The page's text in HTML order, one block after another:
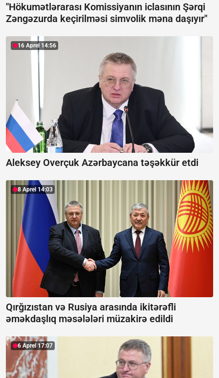
"Hökumətlərarası Komissiyanın iclasının Şərqi
Zəngəzurda keçirilməsi simvolik məna daşıyır"
16 Aprel 14:56
Aleksey Overçuk Azərbaycana təşəkkür etdi
8 Aprel 14:03
Qırğızıstan və Rusiya arasında ikitərəfli
əməkdaşlıq məsələləri müzakirə edildi
6 Aprel 17:07